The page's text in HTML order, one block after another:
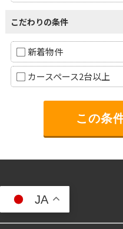
こだわりの条件
新着物件
カースペース2台以上
JA